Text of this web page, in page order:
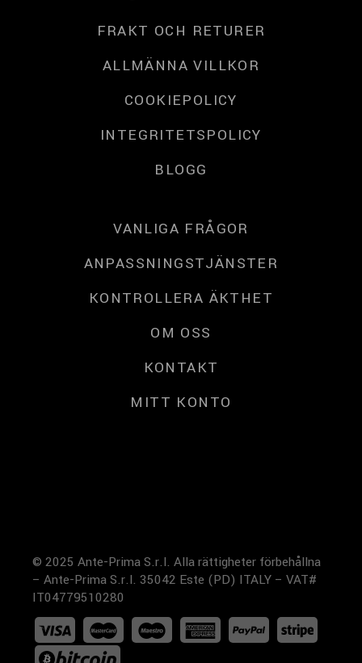
FRAKT OCH RETURER
ALLMÄNNA VILLKOR
COOKIEPOLICY
INTEGRITETSPOLICY
BLOGG
VANLIGA FRÅGOR
ANPASSNINGSTJÄNSTER
KONTROLLERA ÄKTHET
OM OSS
KONTAKT
MITT KONTO
© 2025 Ante-Prima S.r.l. Alla rättigheter förbehållna
– Ante-Prima S.r.l. 35042 Este (PD) ITALY – VAT#
IT04779510280